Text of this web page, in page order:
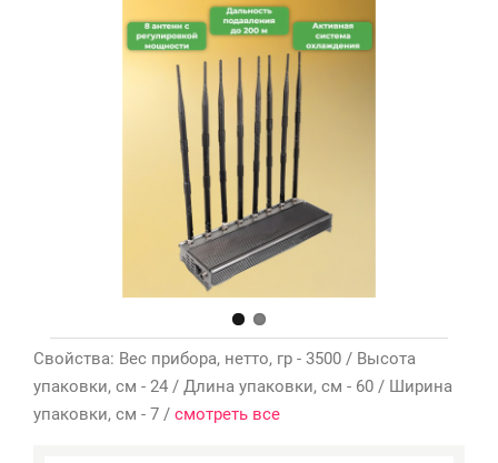
Заявка на
Свойства: Вес прибора, нетто, гр - 3500 / Высота
упаковки, см - 24 / Длина упаковки, см - 60 / Ширина
упаковки, см - 7 / смотреть все